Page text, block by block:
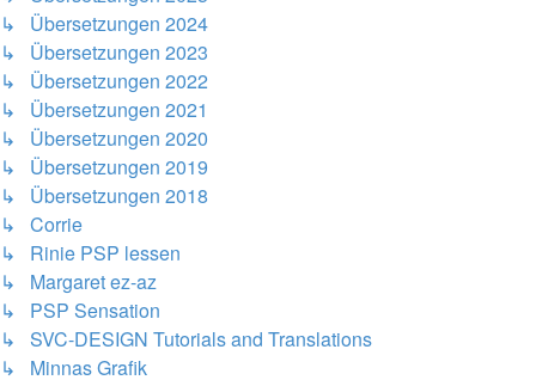
↳ Übersetzungen 2024
↳ Übersetzungen 2023
↳ Übersetzungen 2022
↳ Übersetzungen 2021
↳ Übersetzungen 2020
↳ Übersetzungen 2019
↳ Übersetzungen 2018
↳ Corrie
↳ Rinie PSP lessen
↳ Margaret ez-az
↳ PSP Sensation
↳ SVC-DESIGN Tutorials and Translations
↳ Minnas Grafik